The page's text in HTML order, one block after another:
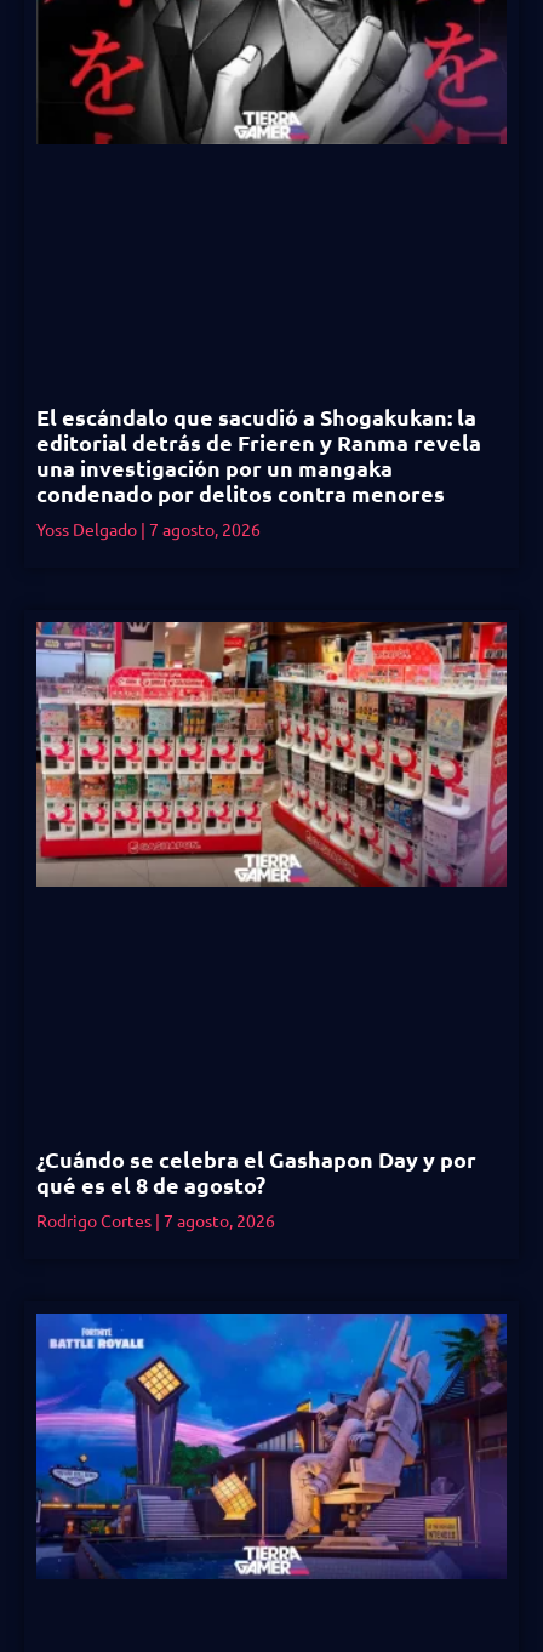
El escándalo que sacudió a Shogakukan: la
editorial detrás de Frieren y Ranma revela
una investigación por un mangaka
condenado por delitos contra menores
Yoss Delgado 7 agosto, 2026
¿Cuándo se celebra el Gashapon Day y por
qué es el 8 de agosto?
Rodrigo Cortes 7 agosto, 2026